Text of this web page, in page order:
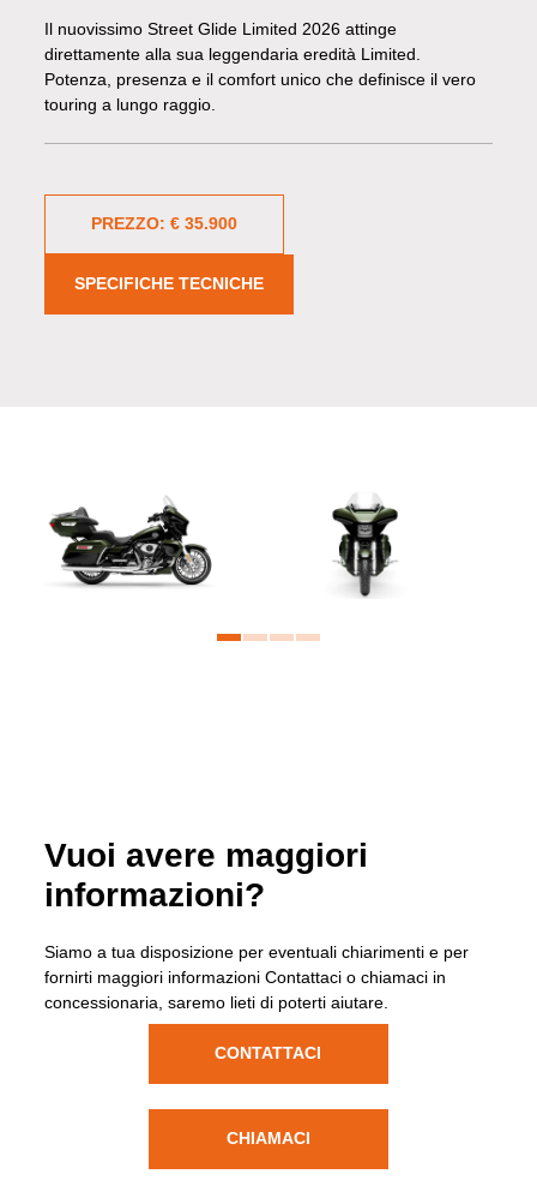
Il nuovissimo Street Glide Limited 2026 attinge
direttamente alla sua leggendaria eredità Limited.
Potenza, presenza e il comfort unico che definisce il vero
touring a lungo raggio.
PREZZO: € 35.900
SPECIFICHE TECNICHE
Vuoi avere maggiori
informazioni?
Siamo a tua disposizione per eventuali chiarimenti e per
fornirti maggiori informazioni Contattaci o chiamaci in
concessionaria, saremo lieti di poterti aiutare.
CONTATTACI
CHIAMACI